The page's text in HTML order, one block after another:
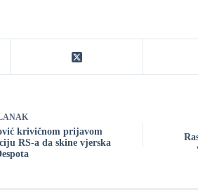
krivičnom prijavom
RS-a da skine vjerska